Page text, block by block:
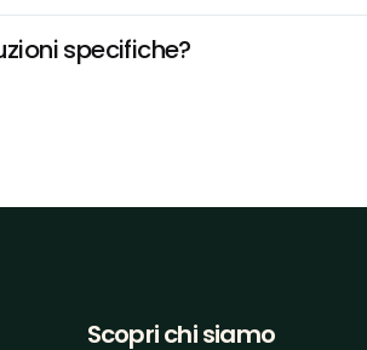
specifiche?
Scopri chi siamo